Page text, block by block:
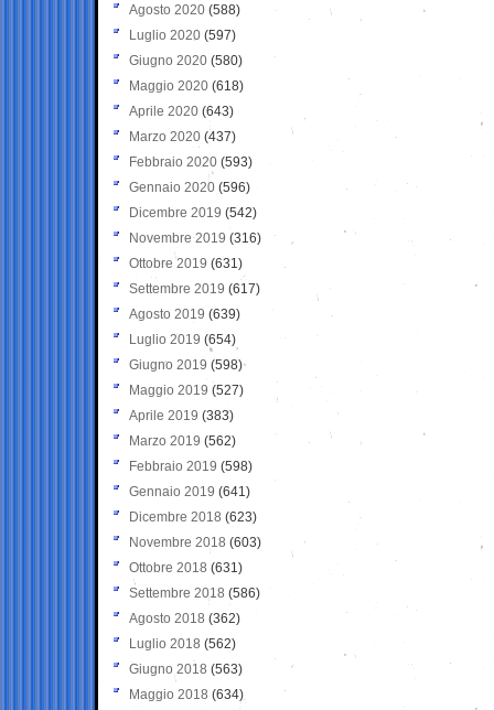
Agosto 2020 (588)
Luglio 2020 (597)
Giugno 2020 (580)
Maggio 2020 (618)
Aprile 2020 (643)
Marzo 2020 (437)
Febbraio 2020 (593)
Gennaio 2020 (596)
Dicembre 2019 (542)
Novembre 2019 (316)
Ottobre 2019 (631)
Settembre 2019 (617)
Agosto 2019 (639)
Luglio 2019 (654)
Giugno 2019 (598)
Maggio 2019 (527)
Aprile 2019 (383)
Marzo 2019 (562)
Febbraio 2019 (598)
Gennaio 2019 (641)
Dicembre 2018 (623)
Novembre 2018 (603)
Ottobre 2018 (631)
Settembre 2018 (586)
Agosto 2018 (362)
Luglio 2018 (562)
Giugno 2018 (563)
Maggio 2018 (634)